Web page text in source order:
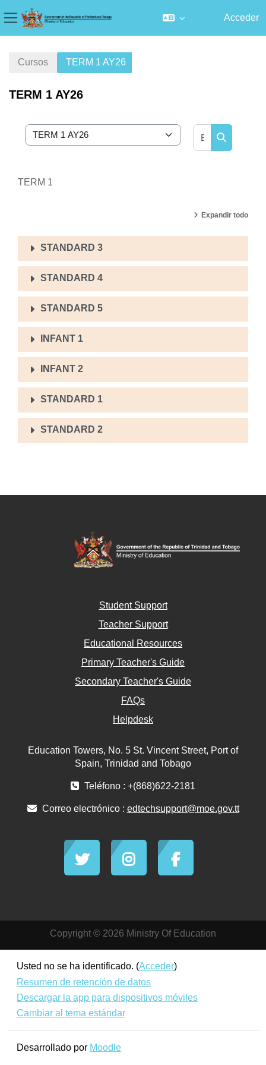
Panel lateral
Acceder
Cursos TERM 1 AY26
TERM 1 AY26
Categorías
Buscar
TERM 1
Expandir todo
STANDARD 3
STANDARD 4
STANDARD 5
INFANT 1
INFANT 2
STANDARD 1
STANDARD 2
Student Support
Teacher Support
Educational Resources
Primary Teacher's Guide
Secondary Teacher's Guide
FAQs
Helpdesk
Education Towers, No. 5 St. Vincent Street, Port of
Spain, Trinidad and Tobago
Teléfono : +(868)622-2181
Correo electrónico : edtechsupport@moe.gov.tt
Copyright © 2026 Ministry Of Education
Usted no se ha identificado. (Acceder)
Resumen de retención de datos
Descargar la app para dispositivos móviles
Cambiar al tema estándar
Desarrollado por Moodle